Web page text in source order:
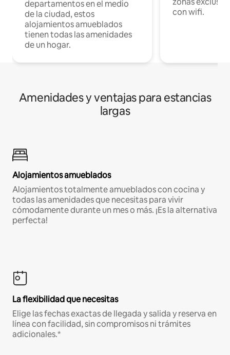
departamentos en el medio
de la ciudad, estos
alojamientos amueblados
tienen todas las amenidades
de un hogar.
con wifi.
Amenidades y ventajas para estancias
largas
Alojamientos amueblados
Alojamientos totalmente amueblados con cocina y
todas las amenidades que necesitas para vivir
cómodamente durante un mes o más. ¡Es la alternativa
perfecta!
La flexibilidad que necesitas
Elige las fechas exactas de llegada y salida y reserva en
línea con facilidad, sin compromisos ni trámites
adicionales.*